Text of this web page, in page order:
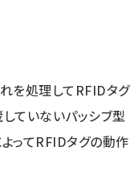
を処理してRFIDタグ
ていないパッシブ型
ってRFIDタグの動作